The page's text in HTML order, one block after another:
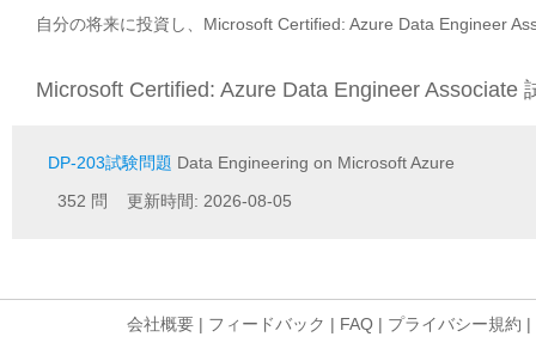
自分の将来に投資し、Microsoft Certified: Azure Data Engineer
Microsoft Certified: Azure Data Engineer Associate
DP-203試験問題 Data Engineering on Microsoft Azure
352 問 更新時間: 2026-08-05
会社概要 | フィードバック | FAQ | プライバシー規約 |